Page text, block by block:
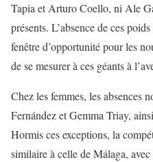
Tapia et Arturo Coello, ni Ale
présents. L’absence de ces
fenêtre d’opportunité pour les
de se mesurer à ces géants à
Chez les femmes, les absences
Fernández et Gemma Triay,
Hormis ces exceptions, la
similaire à celle de Málaga,